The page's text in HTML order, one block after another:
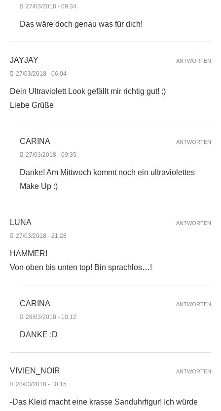
27/03/2018 - 09:34
Das wäre doch genau was für dich!
JAYJAY
27/03/2018 - 06:04
Dein Ultraviolett Look gefällt mir richtig gut! :)
Liebe Grüße
ANTWORTEN
CARINA
27/03/2018 - 09:35
Danke! Am Mittwoch kommt noch ein ultraviolettes
Make Up :)
ANTWORTEN
LUNA
27/03/2018 - 21:28
HAMMER!
Von oben bis unten top! Bin sprachlos…!
ANTWORTEN
CARINA
28/03/2018 - 10:12
DANKE :D
ANTWORTEN
VIVIEN_NOIR
28/03/2018 - 10:15
-Das Kleid macht eine krasse Sanduhrfigur! Ich würde
ANTWORTEN